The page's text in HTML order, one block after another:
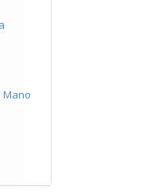
Mano